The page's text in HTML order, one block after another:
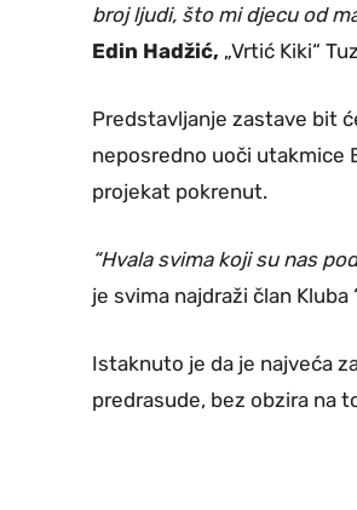
broj ljudi, što mi djecu od
Edin Hadžić, „Vrtić Kiki“
Predstavljanje zastave bit
neposredno uoči utakmice
projekat pokrenut.
“Hvala svima koji su nas
je svima najdraži član Kluba
Istaknuto je da je najveća
predrasude, bez obzira na